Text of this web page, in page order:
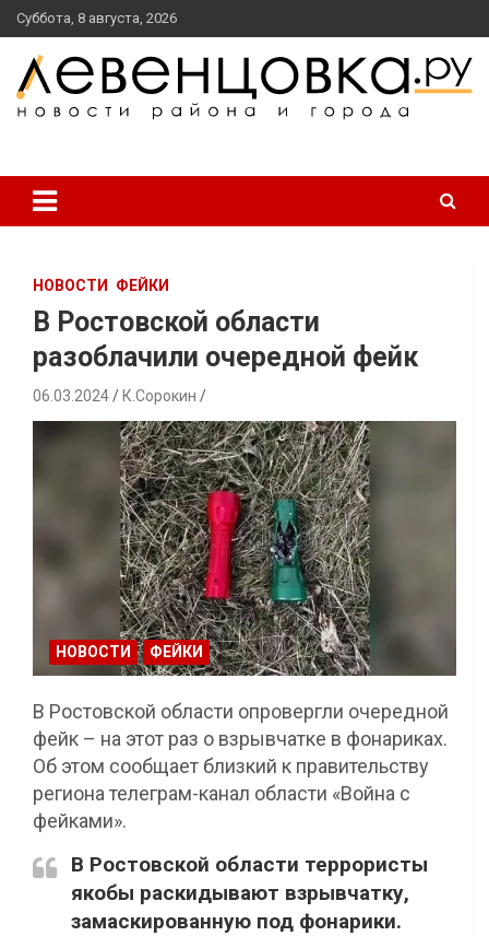
перейти
к
содержанию
Суббота, 8 августа, 2026
НОВОСТИ ФЕЙКИ
В Ростовской области
разоблачили очередной фейк
06.03.2024 К.Сорокин
НОВОСТИ ФЕЙКИ
В Ростовской области опровергли очередной
фейк – на этот раз о взрывчатке в фонариках.
Об этом сообщает близкий к правительству
региона телеграм-канал области «Война с
фейками».
В Ростовской области террористы
якобы раскидывают взрывчатку,
замаскированную под фонарики.